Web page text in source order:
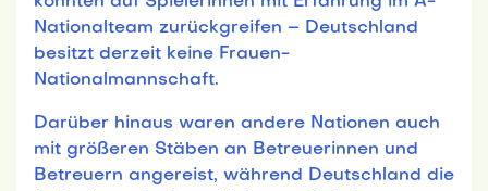
Nationalteam zurückgreifen – Deutschland
besitzt derzeit keine Frauen-
Nationalmannschaft.
Darüber hinaus waren andere Nationen auch
mit größeren Stäben an Betreuerinnen und
Betreuern angereist, während Deutschland die